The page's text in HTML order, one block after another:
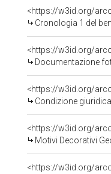
<https://w3id.org/
Cronologia 1 del
Documentazione
Condizione
<https://w3id.org/
Motivi Decorativi
<https://w3id.org/